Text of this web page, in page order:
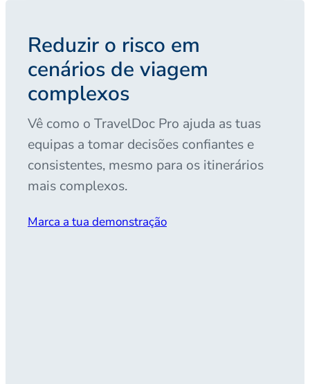
Reduzir o risco em
cenários de viagem
complexos
Vê como o TravelDoc Pro ajuda as tuas
equipas a tomar decisões confiantes e
consistentes, mesmo para os itinerários
mais complexos.
Marca a tua demonstração